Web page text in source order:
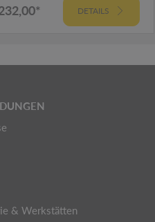
DETAILS
& Werkstätten